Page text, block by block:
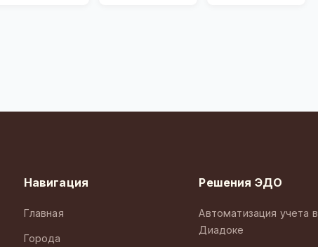
Навигация
Главная
Города
Решения ЭДО
Автоматизация учета в
Диадоке